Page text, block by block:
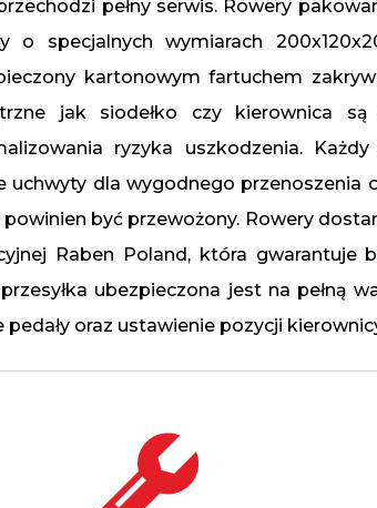
pełny serwis. Rowery
o specjalnych wymiarach
kartonowym fartuchem
jak siodełko czy kierownica
ryzyka uszkodzenia.
uchwyty dla wygodnego przenoszenia
być przewożony. Rowery
Raben Poland, która gwarantuje
ubezpieczona jest na pełną
pedały oraz ustawienie pozycji